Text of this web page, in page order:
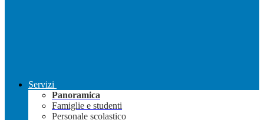
Servizi
Panoramica
Famiglie e studenti
Personale scolastico